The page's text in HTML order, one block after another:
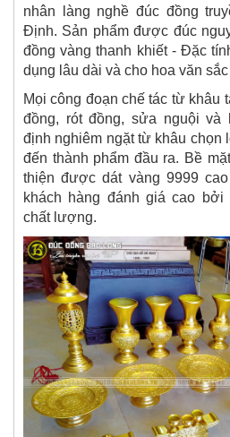
nhân làng nghề đúc đồng
Định. Sản phẩm được đúc
đồng vàng thanh khiết - Đặc
dụng lâu dài và cho hoa văn sắc
Mọi công đoạn chế tác từ khâu
đồng, rót đồng, sửa nguội và
định nghiêm ngặt từ khâu chọn
đến thành phẩm đầu ra. Bề
thiện được dát vàng 9999 cao
khách hàng đánh giá cao bởi
chất lượng.